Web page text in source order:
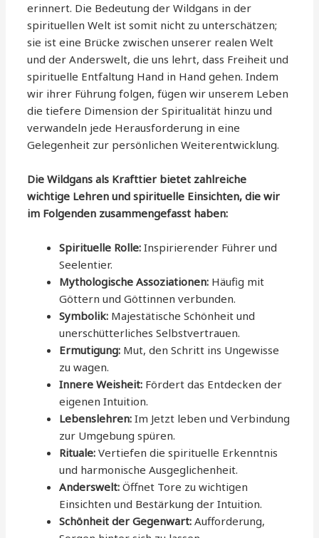
erinnert. Die Bedeutung der Wildgans in der
spirituellen Welt ist somit nicht zu unterschätzen;
sie ist eine Brücke zwischen unserer realen Welt
und der Anderswelt, die uns lehrt, dass Freiheit und
spirituelle Entfaltung Hand in Hand gehen. Indem
wir ihrer Führung folgen, fügen wir unserem Leben
die tiefere Dimension der Spiritualität hinzu und
verwandeln jede Herausforderung in eine
Gelegenheit zur persönlichen Weiterentwicklung.
Die Wildgans als Krafttier bietet zahlreiche
wichtige Lehren und spirituelle Einsichten, die wir
im Folgenden zusammengefasst haben:
Spirituelle Rolle: Inspirierender Führer und
Seelentier.
Mythologische Assoziationen: Häufig mit
Göttern und Göttinnen verbunden.
Symbolik: Majestätische Schönheit und
unerschütterliches Selbstvertrauen.
Ermutigung: Mut, den Schritt ins Ungewisse
zu wagen.
Innere Weisheit: Fördert das Entdecken der
eigenen Intuition.
Lebenslehren: Im Jetzt leben und Verbindung
zur Umgebung spüren.
Rituale: Vertiefen die spirituelle Erkenntnis
und harmonische Ausgeglichenheit.
Anderswelt: Öffnet Tore zu wichtigen
Einsichten und Bestärkung der Intuition.
Schönheit der Gegenwart: Aufforderung,